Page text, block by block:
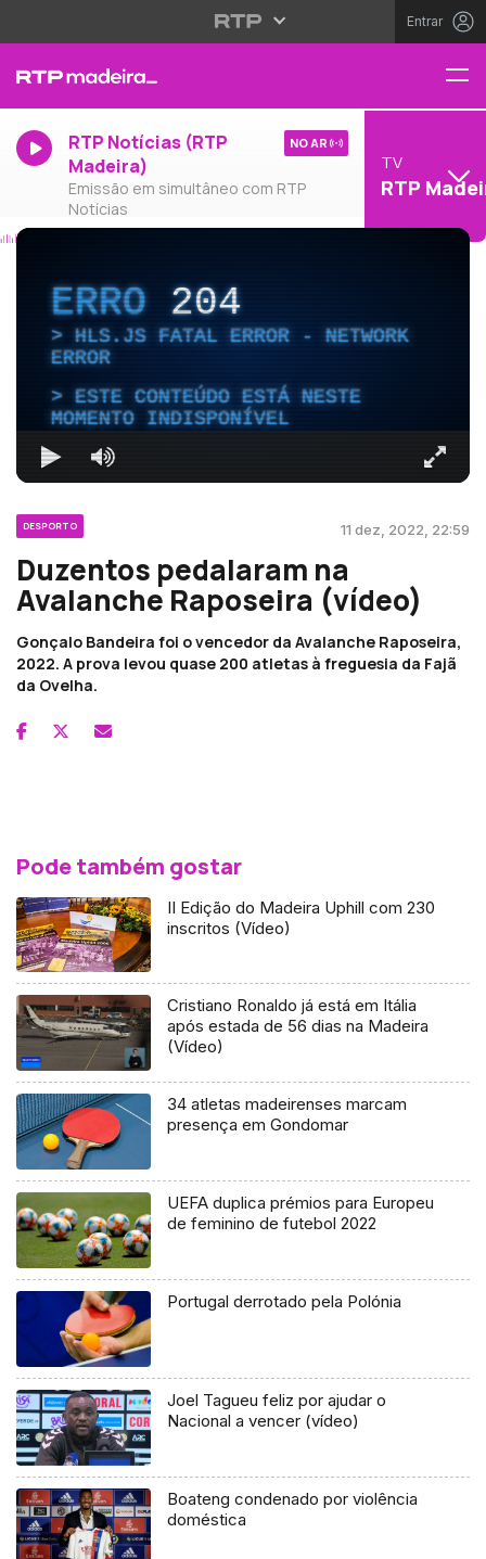
Entrar
RTP Notícias (RTP
Madeira)
Emissão em simultâneo com RTP
Notícias
NO AR
TV
RTP
ERRO204
HLS.JS FATAL ERROR - NETWORK
ERROR
ESTE CONTEÚDO ESTÁ NESTE
MOMENTO INDISPONÍVEL
DESPORTO 11 dez, 2022, 22:59
Duzentos pedalaram na
Avalanche Raposeira (vídeo)
Gonçalo Bandeira foi o vencedor da Avalanche Raposeira,
2022. A prova levou quase 200 atletas à freguesia da Fajã
da Ovelha.
Pode também gostar
II Edição do Madeira Uphill com 230
inscritos (Vídeo)
Cristiano Ronaldo já está em Itália
após estada de 56 dias na Madeira
(Vídeo)
34 atletas madeirenses marcam
presença em Gondomar
UEFA duplica prémios para Europeu
de feminino de futebol 2022
Portugal derrotado pela Polónia
Joel Tagueu feliz por ajudar o
Nacional a vencer (vídeo)
Boateng condenado por violência
doméstica